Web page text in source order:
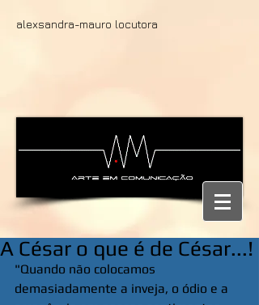
alexsandra-mauro locutora
A César o que é de César...!
"Quando não colocamos
demasiadamente a inveja, o ódio e a